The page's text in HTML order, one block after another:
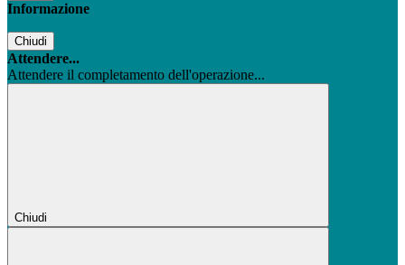
Informazione
Chiudi
Attendere...
Attendere il completamento dell'operazione...
Chiudi